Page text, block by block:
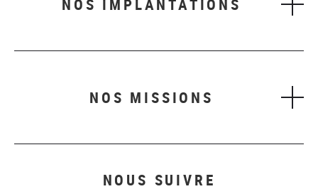
NOS IMPLANTATIONS
NOS MISSIONS
NOUS SUIVRE